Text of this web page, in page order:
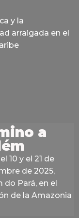
y la
arraigada en el
a
10 y el 21 de
de 2025,
do Pará, en el
de la Amazonia